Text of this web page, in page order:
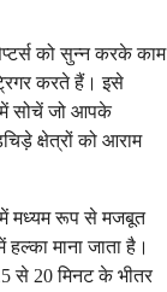
को सुन्न करके काम
करते हैं। इसे
में सोचें जो आपके
क्षेत्रों को आराम
मध्यम रूप से मजबूत
माना जाता है।
से 20 मिनट के भीतर